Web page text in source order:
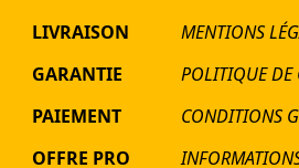
LIVRAISON
GARANTIE
PAIEMENT
OFFRE PRO
MENTIONS
POLITIQUE DE
CONDITIONS